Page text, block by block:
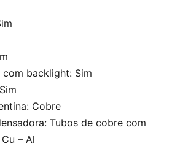
backlight: Sim
Cobre
Tubos de cobre com
– Al